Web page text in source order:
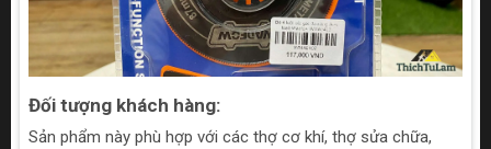
Đối tượng khách hàng:
Sản phẩm này phù hợp với các thợ cơ khí, thợ sửa chữa,